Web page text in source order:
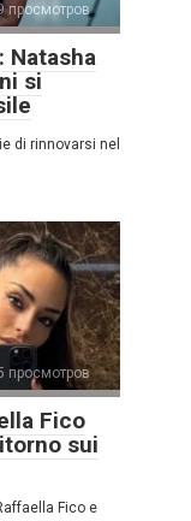
просмотров
Natasha
si
di rinnovarsi nel
просмотров
Fico
sui
Fico e